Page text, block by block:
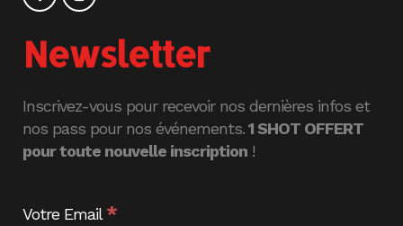
Newsletter
Inscrivez-vous pour recevoir nos dernières infos et
nos pass pour nos événements.1 SHOT OFFERT
pour toute nouvelle inscription !
Votre Email*